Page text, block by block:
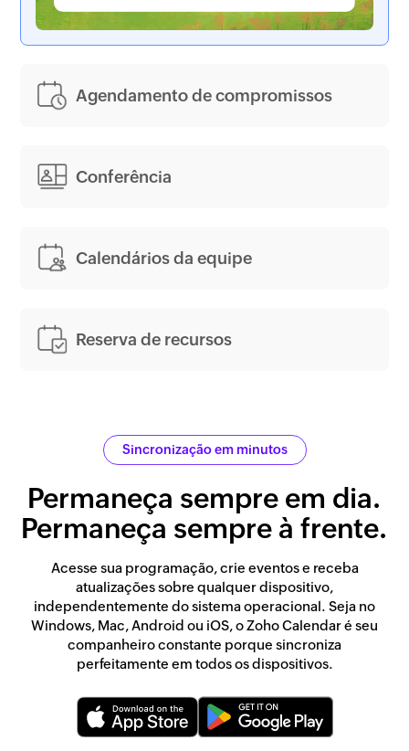
Agendamento de compromissos
Conferência
Calendários da equipe
Reserva de recursos
Sincronização em minutos
Permaneça sempre em dia.
Permaneça sempre à frente.
Acesse sua programação, crie eventos e receba
atualizações sobre qualquer dispositivo,
independentemente do sistema operacional. Seja no
Windows, Mac, Android ou iOS, o Zoho Calendar é seu
companheiro constante porque sincroniza
perfeitamente em todos os dispositivos.